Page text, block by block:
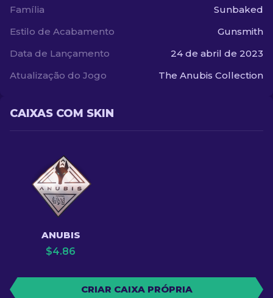
Família
Sunbaked
Estilo de Acabamento
Gunsmith
Data de Lançamento
24 de abril de 2023
Atualização do Jogo
The Anubis Collection
CAIXAS COM SKIN
ANUBIS
$4.86
CRIAR CAIXA PRÓPRIA